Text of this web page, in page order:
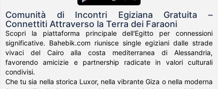
Comunità di Incontri Egiziana Gratuita –
Connettiti Attraverso la Terra dei Faraoni
Scopri la piattaforma principale dell'Egitto per connessioni
significative. Bahebik.com riunisce single egiziani dalle strade
vivaci del Cairo alla costa mediterranea di Alessandria,
favorendo amicizie e partnership radicate in valori culturali
condivisi.
Che tu sia nella storica Luxor, nella vibrante Giza o nella moderna